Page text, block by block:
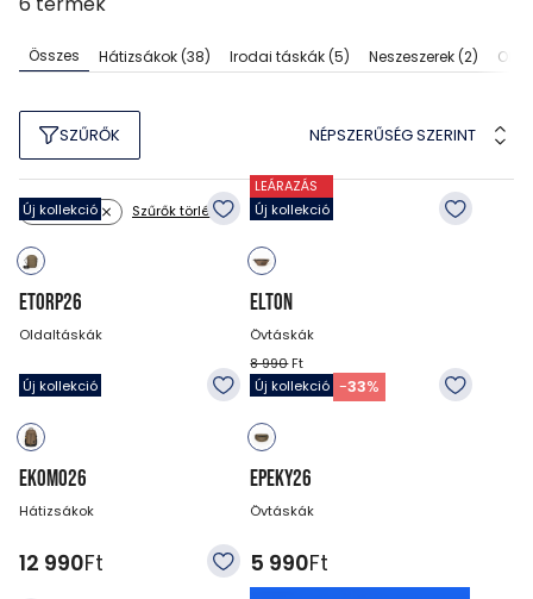
Összes Hátizsákok(38) Irodai táskák(5) Neszeszerek(2)
SZŰRŐK NÉPSZERŰSÉG SZERINT
Szín: zöld Szűrők törlése
Új kollekció
ETORP26
Oldaltáskák
7 990Ft
LEÁRAZÁS
Új kollekció
ELTON
Övtáskák
8 990Ft
5 990Ft -33%
Új kollekció
EKOMO26
Hátizsákok
12 990Ft
Új kollekció
EPEKY26
Övtáskák
5 990Ft